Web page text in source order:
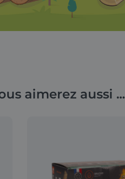
aimerez aussi ...